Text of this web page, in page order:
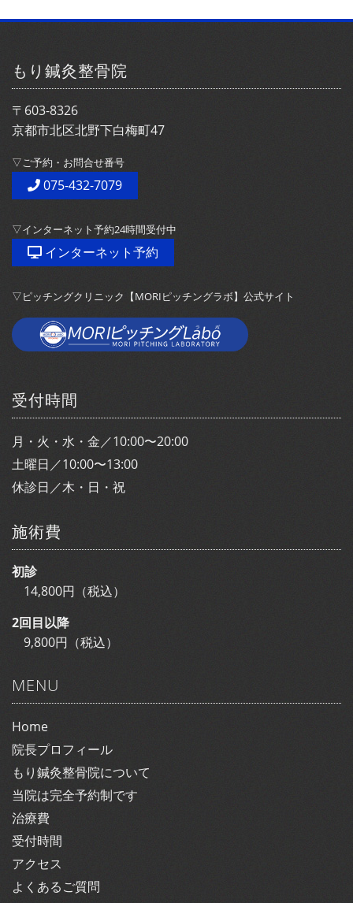
もり鍼灸整骨院
〒603-8326
京都市北区北野下白梅町47
▽ご予約・お問合せ番号
075-432-7079
▽インターネット予約24時間受付中
インターネット予約
▽ピッチングクリニック【MORIピッチングラボ】公式サイト
受付時間
月・火・水・金／10:00〜20:00
土曜日／10:00〜13:00
休診日／木・日・祝
施術費
初診
14,800円（税込）
2回目以降
9,800円（税込）
MENU
Home
院長プロフィール
もり鍼灸整骨院について
当院は完全予約制です
治療費
受付時間
アクセス
よくあるご質問